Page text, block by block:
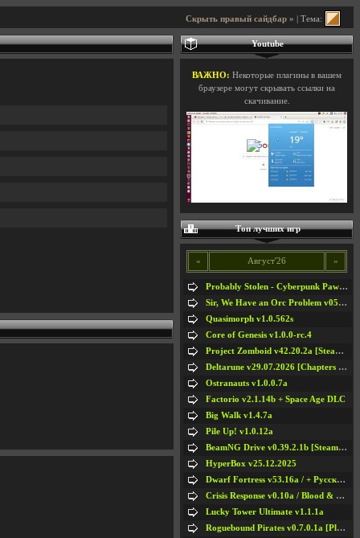
Скрыть правый сайдбар » | Тема:
Youtube
ВАЖНО: Некоторые плагины в вашем
браузере могут скрывать ссылки на
скачивание.
Топ лучших игр
« Август'26 »
Probably Stolen - Cyberpunk Pawnshop Simulator v048c [Playtest]
Sir, We Have an Orc Problem v05.08.2026
Quasimorph v1.0.562s
Core of Genesis v1.0.0-rc.4
Project Zomboid v42.20.2a [Steam Early Access]
Deltarune v29.07.2026 [Chapters 1-5] / + RUS [Chapters 1-5]
Ostranauts v1.0.0.7a
Factorio v2.1.14b + Space Age DLC
Big Walk v1.4.7a
Pile Up! v1.0.12a
BeamNG Drive v0.39.2.1b [Steam Early Access]
HyperBox v25.12.2025
Dwarf Fortress v53.16a / + Русская Версия v50.12a
Crisis Response v0.10a / Blood & Bullet
Lucky Tower Ultimate v1.1.1a
Roguebound Pirates v0.7.0.1a [Playtest]